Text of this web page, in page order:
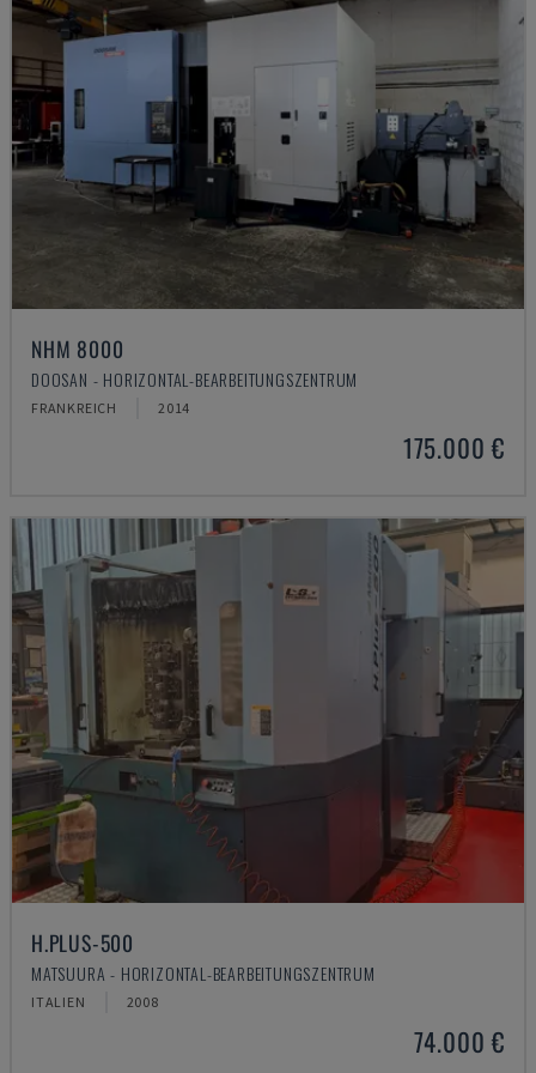
NHM 8000
DOOSAN - HORIZONTAL-BEARBEITUNGSZENTRUM
FRANKREICH 2014
175.000 €
H.PLUS-500
MATSUURA - HORIZONTAL-BEARBEITUNGSZENTRUM
ITALIEN 2008
74.000 €